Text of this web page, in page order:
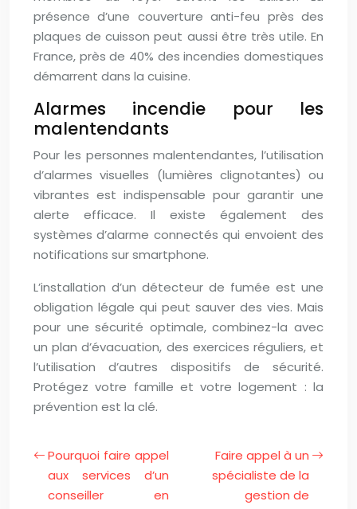
présence d’une couverture anti-feu près des
plaques de cuisson peut aussi être très utile. En
France, près de 40% des incendies domestiques
démarrent dans la cuisine.
Alarmes incendie pour les
malentendants
Pour les personnes malentendantes, l’utilisation
d’alarmes visuelles (lumières clignotantes) ou
vibrantes est indispensable pour garantir une
alerte efficace. Il existe également des
systèmes d’alarme connectés qui envoient des
notifications sur smartphone.
L’installation d’un détecteur de fumée est une
obligation légale qui peut sauver des vies. Mais
pour une sécurité optimale, combinez-la avec
un plan d’évacuation, des exercices réguliers, et
l’utilisation d’autres dispositifs de sécurité.
Protégez votre famille et votre logement : la
prévention est la clé.
Pourquoi faire appel
aux services d’un
conseiller en
Faire appel à un
spécialiste de la
gestion de